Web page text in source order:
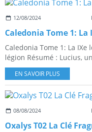
12/08/2024
Caledonia Tome 1: La
Caledonia Tome 1: La IXe
légion Résumé : Lucius,
EN SAVOIR PLUS
08/08/2024
Oxalys T02 La Clé